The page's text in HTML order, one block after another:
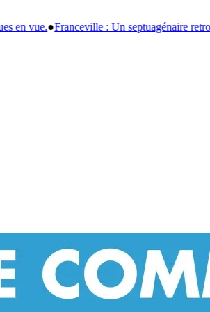
retrouvé sans vie, l'enquête explore